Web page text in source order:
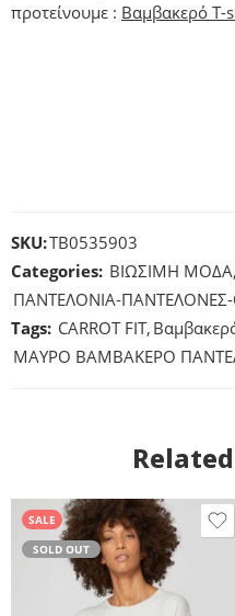
προτείνουμε : Βαμβακερό T-
SKU:TB0535903
Categories: ΒΙΩΣΙΜΗ ΜΟΔΑ,
ΠΑΝΤΕΛΟΝΙΑ-
Tags: CARROT FIT,
ΜΑΥΡΟ ΒΑΜΒΑΚΕΡΟ
SALE
SOLD OUT